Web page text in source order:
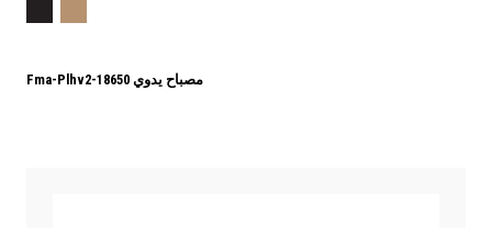
Fma-Plhv2-18650 مصباح يدوي